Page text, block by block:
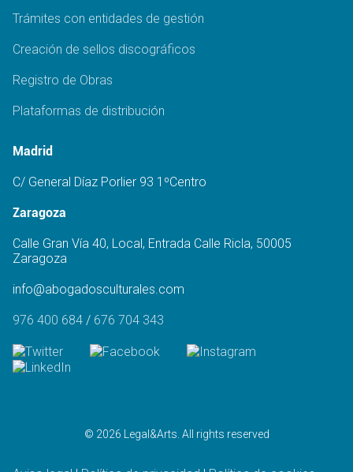
Trámites con entidades de gestión
Creación de sellos discográficos
Registro de Obras
Plataformas de distribución
Madrid
C/ General Díaz Porlier 93 1ºCentro
Zaragoza
Calle Gran Vía 40, Local, Entrada Calle Ricla, 50005
Zaragoza
info@abogadosculturales.com
976 400 684 / 676 704 343
© 2026 Legal&Arts. All rights reserved